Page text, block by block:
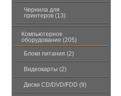
Чернила для
принтеров (13)
Компьютерное
оборудование (205)
Блоки питания (2)
Видеокарты (2)
Диски CD/DVD/FDD (9)